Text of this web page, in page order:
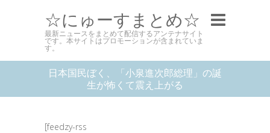
☆にゅーすまとめ☆
最新ニュースをまとめて配信するアンテナサイト
です。本サイトはプロモーションが含まれていま
す。
日本国民ぼく、「小泉進次郎総理」の誕
生が怖くて震え上がる
[feedzy-rss